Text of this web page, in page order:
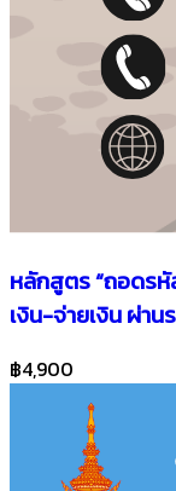
หลักสูตร “ถอดร
เงิน-จ่ายเงิน ผ่า
฿4,900